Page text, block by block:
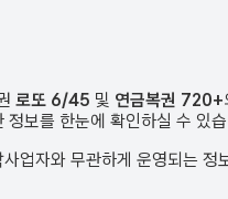
로또 6/45 및 연금복권 720+
정보를 한눈에 확인하실 수 있습
업자와 무관하게 운영되는